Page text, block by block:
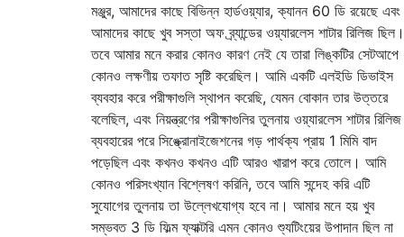
মঞ্জুর, আমাদের কাছে বিভিন্ন হার্ডওয়্যার, ক্যানন 60 ডি রয়েছে এবং
আমাদের কাছে খুব সস্তা অফ ব্র্যান্ডের ওয়্যারলেস শাটার রিলিজ ছিল।
তবে আমার মনে করার কোনও কারণ নেই যে তারা লিঙ্কটির সেটআপে
কোনও লক্ষণীয় তফাত সৃষ্টি করেছিল। আমি একটি এলইডি ডিভাইস
ব্যবহার করে পরীক্ষাগুলি স্থাপন করেছি, যেমন বোকান তার উত্তরে
বলেছিল, এবং নিয়ন্ত্রণের পরীক্ষাগুলির তুলনায় ওয়্যারলেস শাটার রিলিজ
ব্যবহারের পরে সিঙ্ক্রোনাইজেশনের গড় পার্থক্য প্রায় 1 মিমি বাদ
পড়েছিল এবং কখনও কখনও এটি আরও খারাপ করে তোলে। আমি
কোনও পরিসংখ্যান বিশ্লেষণ করিনি, তবে আমি সন্দেহ করি এটি
সুযোগের তুলনায় তা উল্লেখযোগ্য হবে না। আমার মনে হয় খুব
সম্ভবত 3 ডি ফিল্ম ফ্যাক্টরি এমন কোনও শ্যুটিংয়ের উপাদান ছিল না